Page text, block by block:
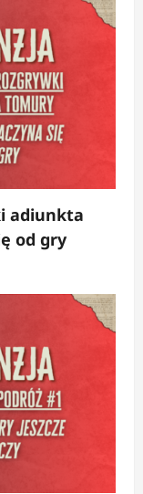
adiunkta
od gry